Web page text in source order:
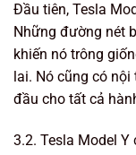
Đầu tiên, Tesla
Những đường nét
khiến nó trông
lai. Nó cũng có nội
đầu cho tất cả
3.2. Tesla Model